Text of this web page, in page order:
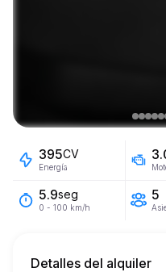
395CV
Energía
5.9seg
0 - 100 km/h
5
Detalles del alquiler